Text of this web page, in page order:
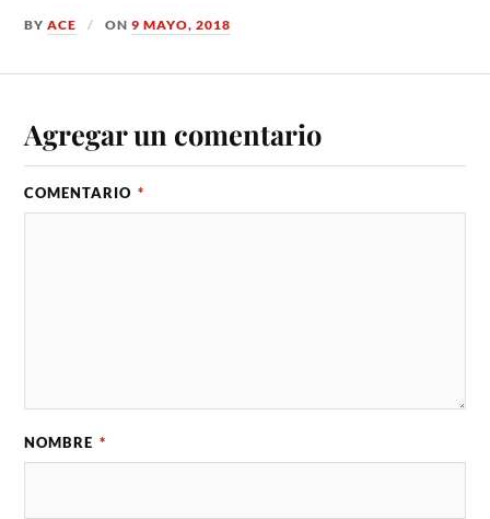
BYACE ON9 MAYO, 2018
Agregar un comentario
COMENTARIO *
NOMBRE *